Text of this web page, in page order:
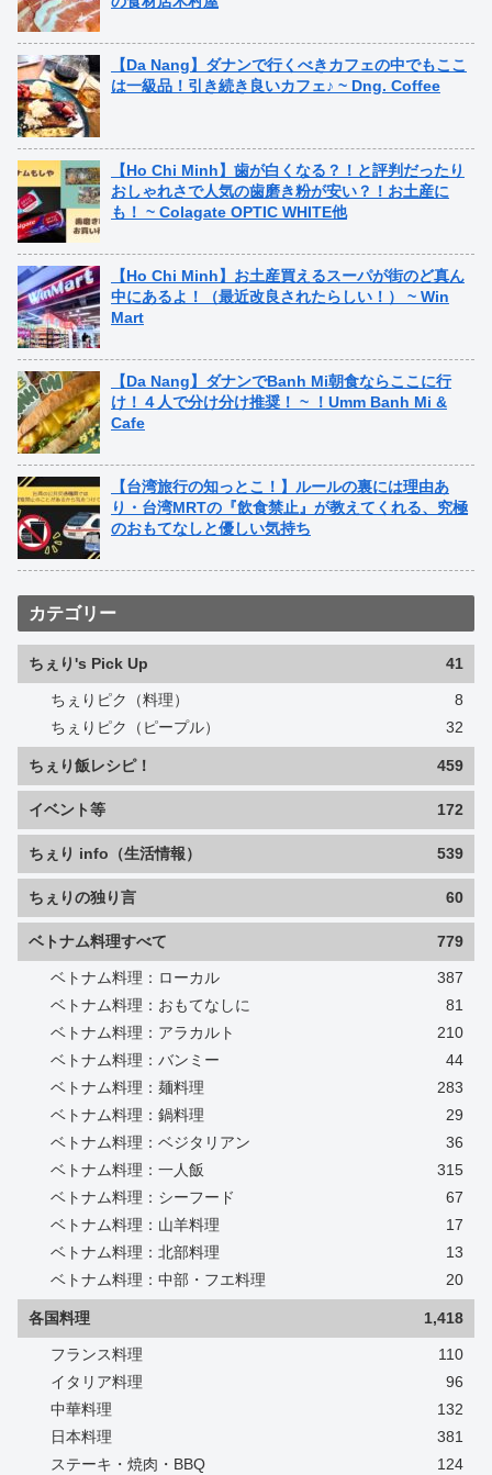
【Da Nang】ダナンで行くべきカフェの中でもここ
は一級品！引き続き良いカフェ♪ ~ Dng. Coffee
【Ho Chi Minh】歯が白くなる？！と評判だったり
おしゃれさで人気の歯磨き粉が安い？！お土産に
も！ ~ Colagate OPTIC WHITE他
【Ho Chi Minh】お土産買えるスーパが街のど真ん
中にあるよ！（最近改良されたらしい！） ~ Win
Mart
【Da Nang】ダナンでBanh Mi朝食ならここに行
け！４人で分け分け推奨！ ~ ！Umm Banh Mi &
Cafe
【台湾旅行の知っとこ！】ルールの裏には理由あ
り・台湾MRTの『飲食禁止』が教えてくれる、究極
のおもてなしと優しい気持ち
カテゴリー
ちぇり's Pick Up 41
ちぇりピク（料理）
8
ちぇりピク（ピープル）
32
ちぇり飯レシピ！ 459
イベント等 172
ちぇり info（生活情報） 539
ちぇりの独り言 60
ベトナム料理すべて 779
ベトナム料理：ローカル
387
ベトナム料理：おもてなしに
81
ベトナム料理：アラカルト
210
ベトナム料理：バンミー
44
ベトナム料理：麺料理
283
ベトナム料理：鍋料理
29
ベトナム料理：ベジタリアン
36
ベトナム料理：一人飯
315
ベトナム料理：シーフード
67
ベトナム料理：山羊料理
17
ベトナム料理：北部料理
13
ベトナム料理：中部・フエ料理
20
各国料理 1,418
フランス料理
110
イタリア料理
96
中華料理
132
日本料理
381
ステーキ・焼肉・BBQ
124